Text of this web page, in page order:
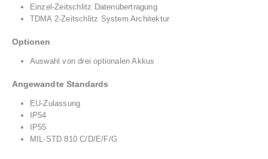
Einzel-Zeitschlitz Datenübertragung
TDMA 2-Zeitschlitz System Architektur
Optionen
Auswahl von drei optionalen Akkus
Angewandte Standards
EU-Zulassung
IP54
IP55
MIL-STD 810 C/D/E/F/G